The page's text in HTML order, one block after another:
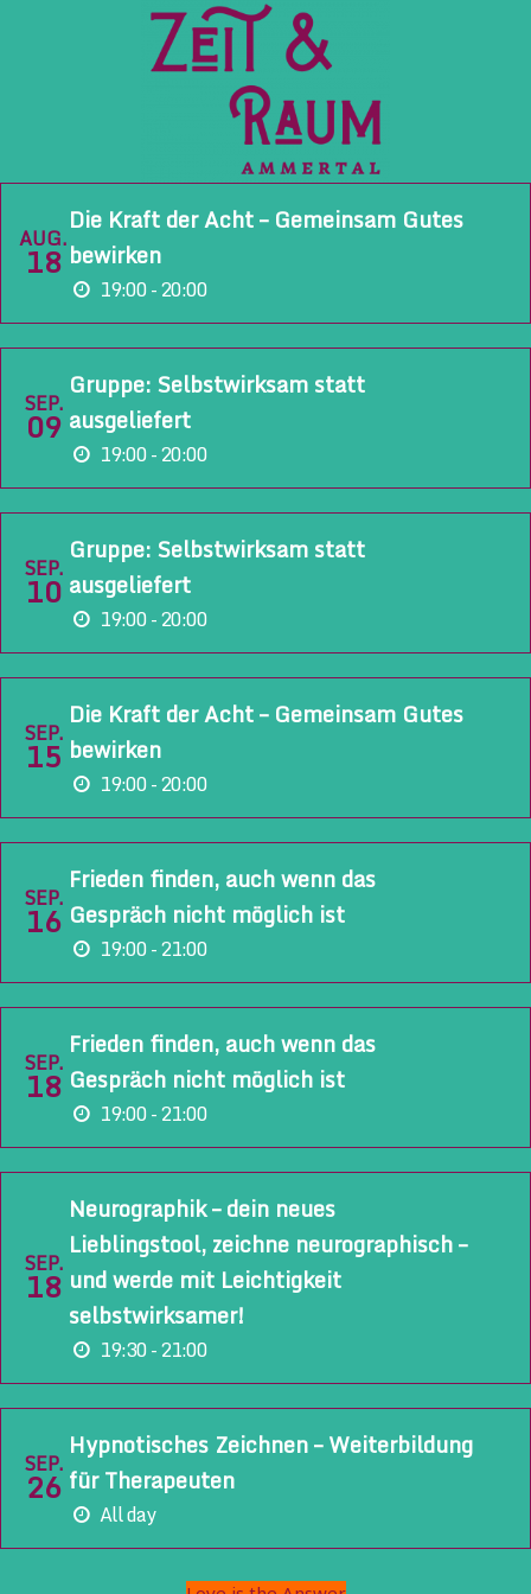
AUG.
18
Die Kraft der Acht – Gemeinsam Gutes
bewirken
19:00 - 20:00
SEP.
09
Gruppe: Selbstwirksam statt
ausgeliefert
19:00 - 20:00
SEP.
10
Gruppe: Selbstwirksam statt
ausgeliefert
19:00 - 20:00
SEP.
15
Die Kraft der Acht – Gemeinsam Gutes
bewirken
19:00 - 20:00
SEP.
16
Frieden finden, auch wenn das
Gespräch nicht möglich ist
19:00 - 21:00
SEP.
18
Frieden finden, auch wenn das
Gespräch nicht möglich ist
19:00 - 21:00
SEP.
18
Neurographik – dein neues
Lieblingstool, zeichne neurographisch –
und werde mit Leichtigkeit
selbstwirksamer!
19:30 - 21:00
SEP.
26
Hypnotisches Zeichnen – Weiterbildung
für Therapeuten
All day